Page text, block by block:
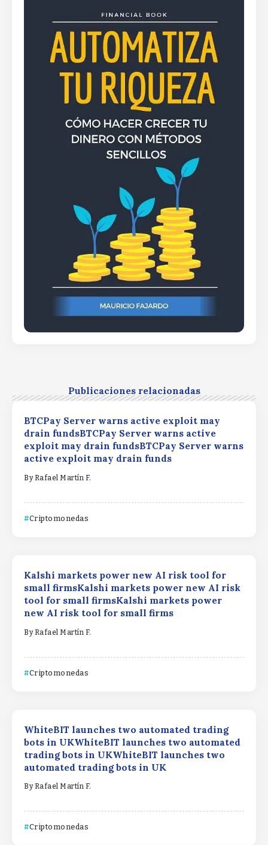
Publicaciones relacionadas
BTCPay Server warns active exploit may
drain fundsBTCPay Server warns active
exploit may drain fundsBTCPay Server warns
active exploit may drain funds
By Rafael Martín F.
Criptomonedas
Kalshi markets power new AI risk tool for
small firmsKalshi markets power new AI risk
tool for small firmsKalshi markets power
new AI risk tool for small firms
By Rafael Martín F.
Criptomonedas
WhiteBIT launches two automated trading
bots in UKWhiteBIT launches two automated
trading bots in UKWhiteBIT launches two
automated trading bots in UK
By Rafael Martín F.
Criptomonedas